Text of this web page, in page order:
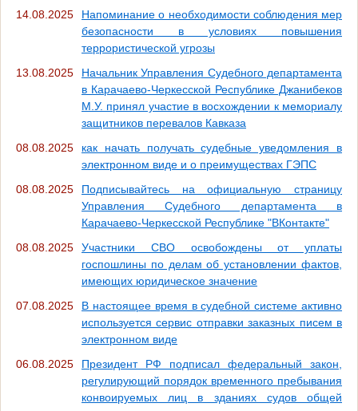
14.08.2025
Напоминание о необходимости соблюдения мер
безопасности в условиях повышения
террористической угрозы
13.08.2025
Начальник Управления Судебного департамента
в Карачаево-Черкесской Республике Джанибеков
М.У. принял участие в восхождении к мемориалу
защитников перевалов Кавказа
08.08.2025
как начать получать судебные уведомления в
электронном виде и о преимуществах ГЭПС
08.08.2025
Подписывайтесь на официальную страницу
Управления Судебного департамента в
Карачаево-Черкесской Республике "ВКонтакте"
08.08.2025
Участники СВО освобождены от уплаты
госпошлины по делам об установлении фактов,
имеющих юридическое значение
07.08.2025
В настоящее время в судебной системе активно
используется сервис отправки заказных писем в
электронном виде
06.08.2025
Президент РФ подписал федеральный закон,
регулирующий порядок временного пребывания
конвоируемых лиц в зданиях судов общей